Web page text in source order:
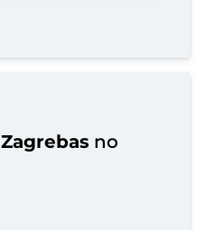
Zagrebas no